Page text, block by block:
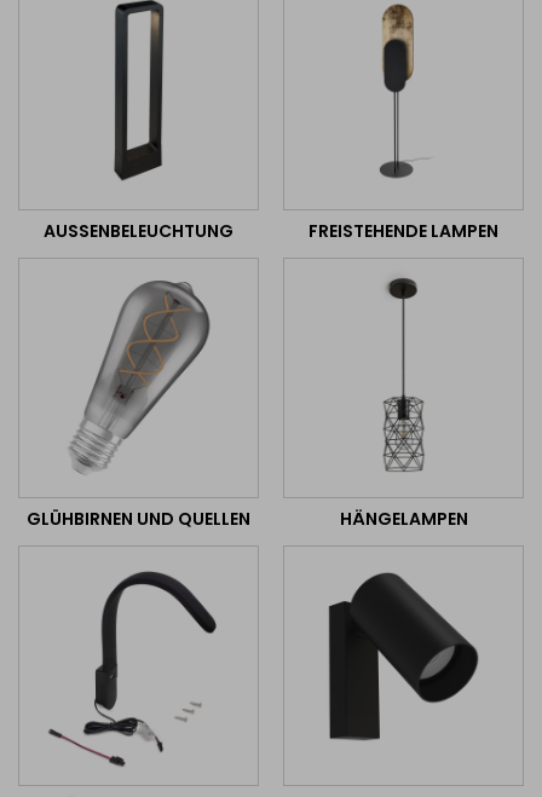
AUSSENBELEUCHTUNG FREISTEHENDE LAMPEN
GLÜHBIRNEN UND QUELLEN HÄNGELAMPEN